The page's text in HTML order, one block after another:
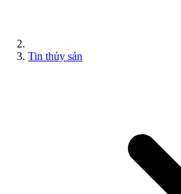
Tin thủy sản